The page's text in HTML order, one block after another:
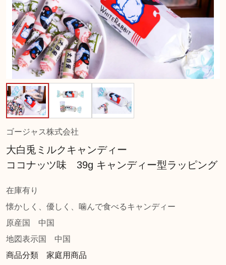
ゴージャス株式会社
大白兎ミルクキャンディー
ココナッツ味 39g キャンディー型ラッピング
在庫有り
懐かしく、優しく、噛んで食べるキャンディー
原産国
中国
地図表示国
中国
商品分類 家庭用商品